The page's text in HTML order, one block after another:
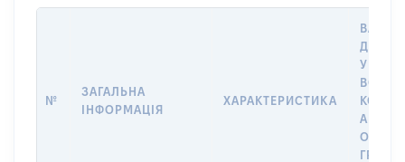
№
ЗАГАЛЬНА
ІНФОРМАЦІЯ
ХАРАКТЕРИСТИКА
ДАТУ
У
АБО